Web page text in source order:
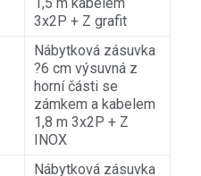
1,5 m kabelem
3x2P + Z grafit
Nábytková zásuvka
?6 cm výsuvná z
horní části se
zámkem a kabelem
1,8 m 3x2P + Z
INOX
Nábytková zásuvka